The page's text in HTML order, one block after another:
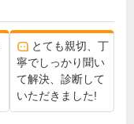
とても親切、丁
寧でしっかり聞い
て解決、診断して
いただきました!